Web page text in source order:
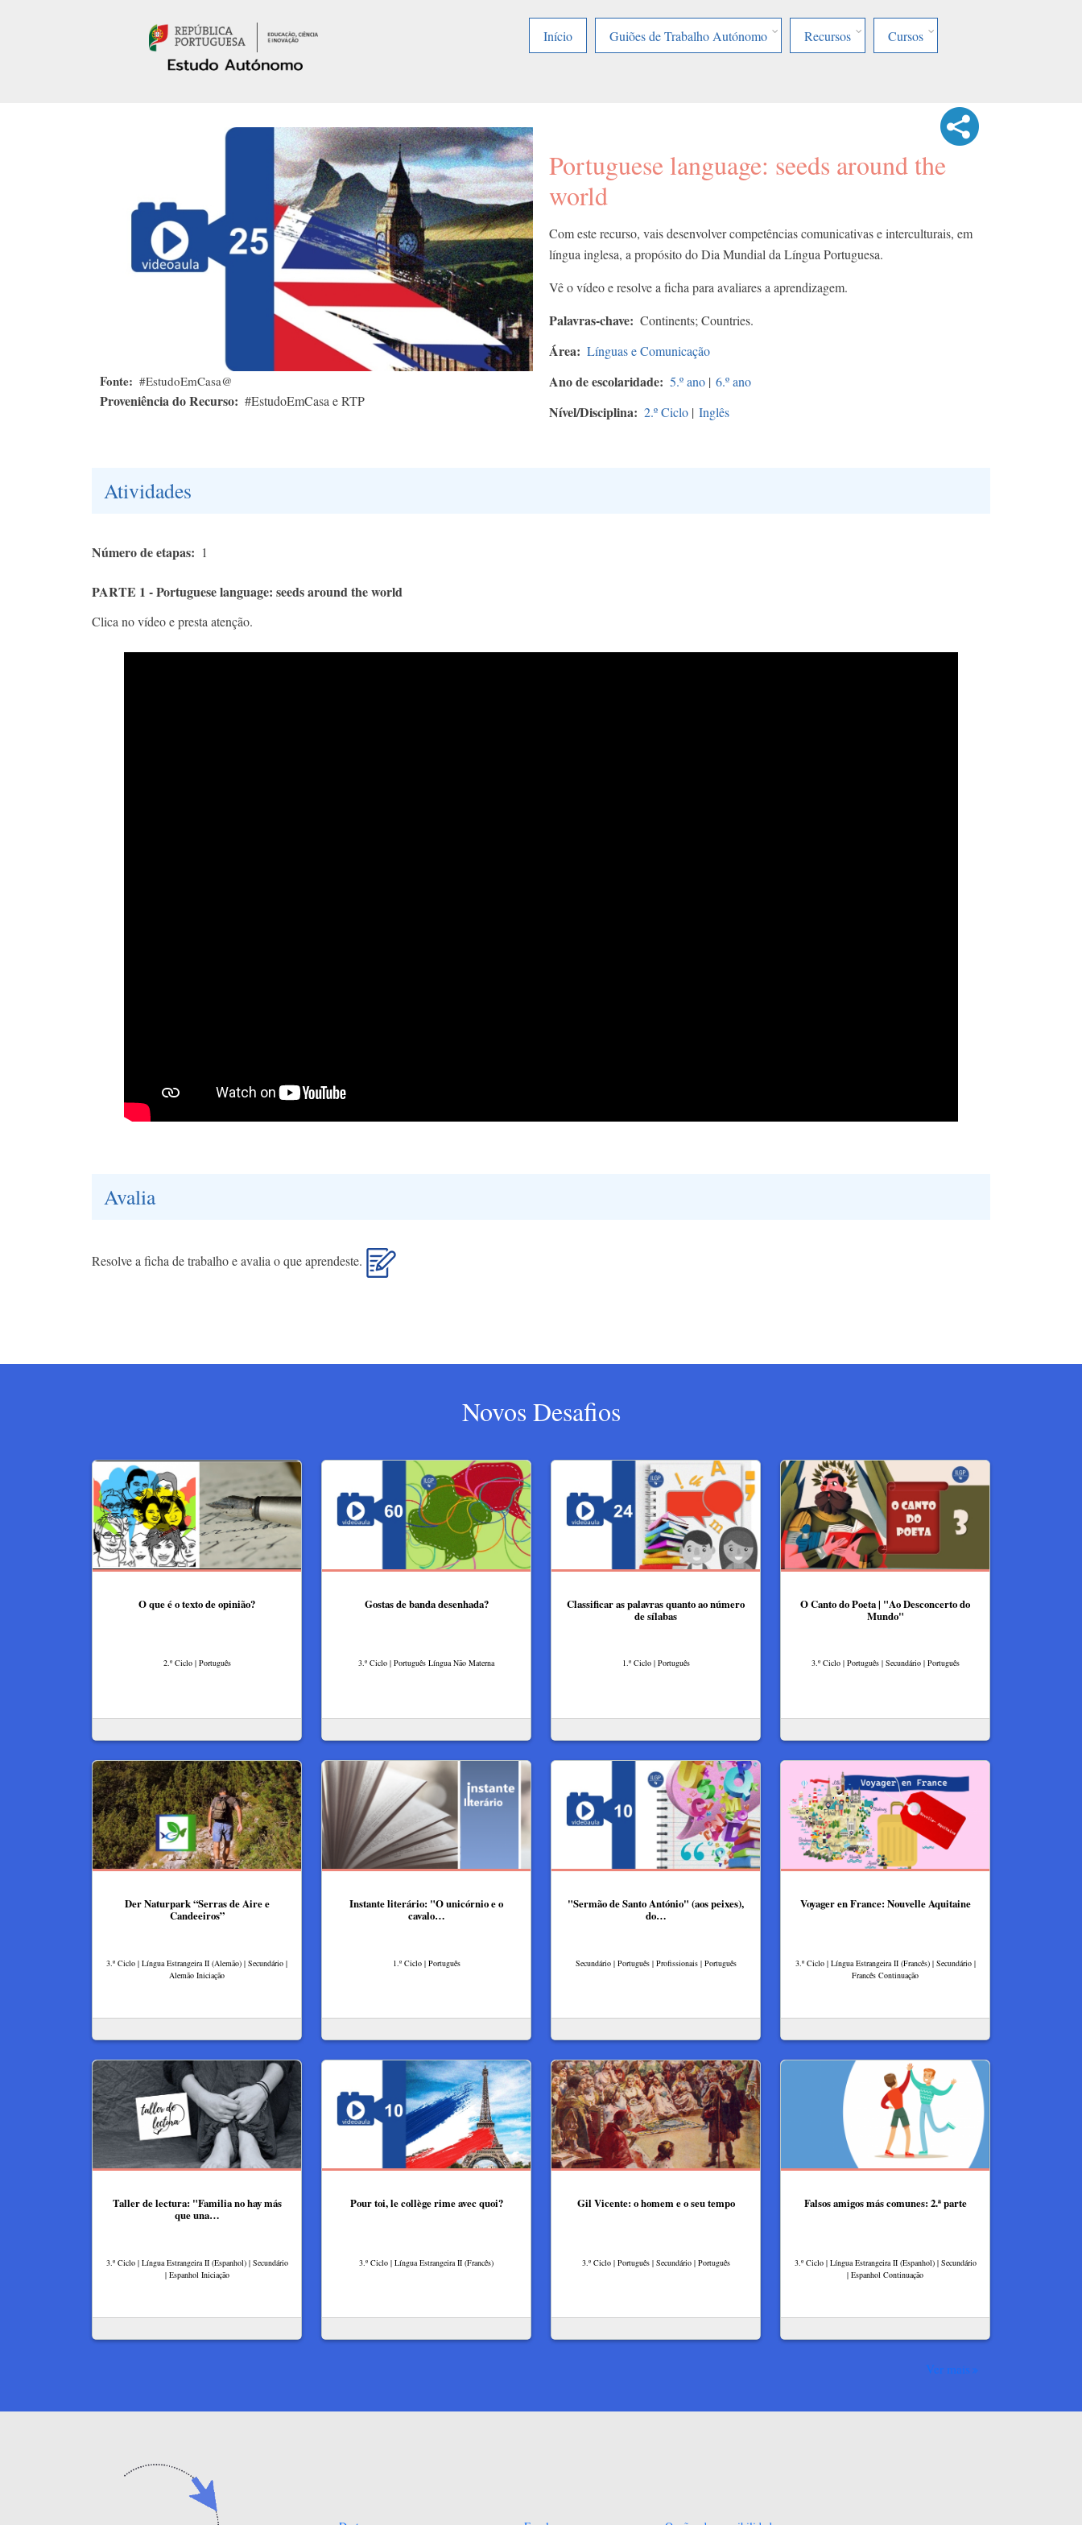
Início
Guiões de Trabalho Autónomo Recursos Cursos
Fonte #EstudoEmCasa@
Proveniência do Recurso #EstudoEmCasa e RTP
Portuguese language: seeds around the
world
Com este recurso, vais desenvolver competências comunicativas e interculturais, em
língua inglesa, a propósito do Dia Mundial da Língua Portuguesa.
Vê o vídeo e resolve a ficha para avaliares a aprendizagem.
Palavras-chave Continents; Countries.
Área Línguas e Comunicação
Ano de escolaridade 5.º ano | 6.º ano
Nível/Disciplina 2.º Ciclo | Inglês
Atividades
Número de etapas 1
PARTE 1 - Portuguese language: seeds around the world
Clica no vídeo e presta atenção.
Avalia
Resolve a ficha de trabalho e avalia o que aprendeste.
Novos Desafios
O que é o texto de opinião?
2.º Ciclo | Português
Gostas de banda desenhada?
3.º Ciclo | Português Língua Não Materna
Classificar as palavras quanto ao número
de sílabas
1.º Ciclo | Português
O Canto do Poeta | "Ao Desconcerto do
Mundo"
3.º Ciclo | Português | Secundário | Português
Der Naturpark “Serras de Aire e
Candeeiros”
3.º Ciclo | Língua Estrangeira II (Alemão) | Secundário |
Alemão Iniciação
Instante literário: "O unicórnio e o
cavalo…
1.º Ciclo | Português
"Sermão de Santo António" (aos peixes),
do…
Secundário | Português | Profissionais | Português
Voyager en France: Nouvelle Aquitaine
3.º Ciclo | Língua Estrangeira II (Francês) | Secundário |
Francês Continuação
Taller de lectura: "Familia no hay más
que una…
3.º Ciclo | Língua Estrangeira II (Espanhol) | Secundário
| Espanhol Iniciação
Pour toi, le collège rime avec quoi?
3.º Ciclo | Língua Estrangeira II (Francês)
Gil Vicente: o homem e o seu tempo
3.º Ciclo | Português | Secundário | Português
Falsos amigos más comunes: 2.ª parte
3.º Ciclo | Língua Estrangeira II (Espanhol) | Secundário
| Espanhol Continuação
Ver mais